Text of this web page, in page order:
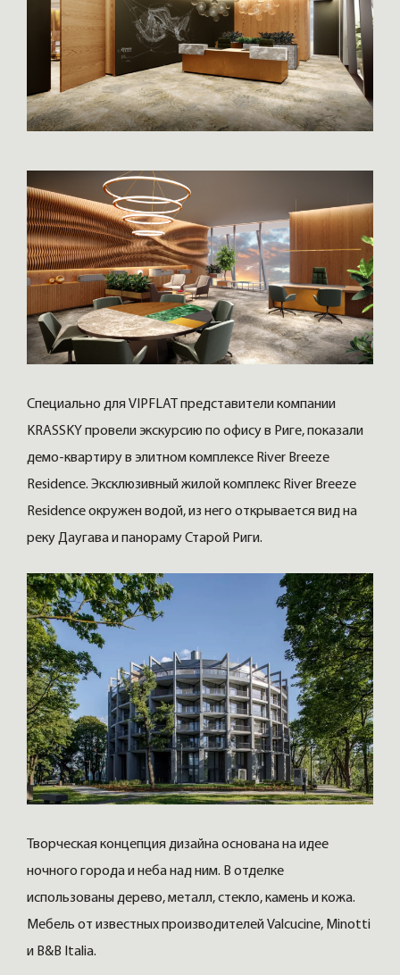
Специально для VIPFLAT представители компании
KRASSKY провели экскурсию по офису в Риге, показали
демо-квартиру в элитном комплексе River Breeze
Residence. Эксклюзивный жилой комплекс River Breeze
Residence окружен водой, из него открывается вид на
реку Даугава и панораму Старой Риги.
Творческая концепция дизайна основана на идее
ночного города и неба над ним. В отделке
использованы дерево, металл, стекло, камень и кожа.
Мебель от известных производителей Valcucine, Minotti
и B&B Italia.